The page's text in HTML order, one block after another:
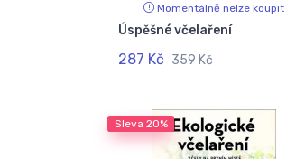
Momentálně nelze koupit
Úspěšné včelaření
287 Kč 359 Kč
Sleva 20%